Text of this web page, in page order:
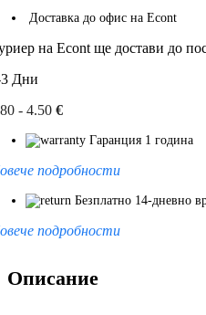
Доставка до офис на Econt
на Econt ще достави до
Дни
- 4.50 €
Гаранция 1 година
подробности
Безплатно 14-дневно
подробности
Описание